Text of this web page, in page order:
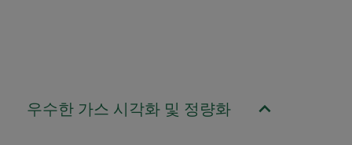
우수한 가스 시각화 및 정량화